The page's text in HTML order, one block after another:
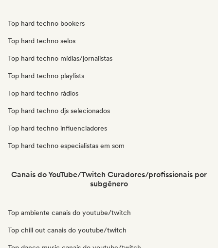
Top hard techno bookers
Top hard techno selos
Top hard techno mídias/jornalistas
Top hard techno playlists
Top hard techno rádios
Top hard techno djs selecionados
Top hard techno influenciadores
Top hard techno especialistas em som
Canais do YouTube/Twitch Curadores/profissionais por
subgênero
Top ambiente canais do youtube/twitch
Top chill out canais do youtube/twitch